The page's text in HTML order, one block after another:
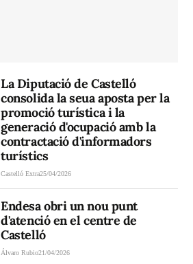
La Diputació de Castelló
consolida la seua aposta per la
promoció turística i la
generació d'ocupació amb la
contractació d'informadors
turístics
Castelló Extra25/04/2026
Endesa obri un nou punt
d'atenció en el centre de
Castelló
Álvaro Rubio21/04/2026